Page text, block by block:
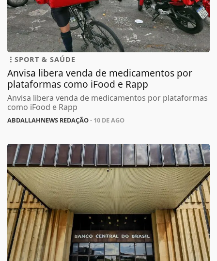
SPORT & SAÚDE
Anvisa libera venda de medicamentos por
plataformas como iFood e Rapp
Anvisa libera venda de medicamentos por plataformas
como iFood e Rapp
ABDALLAHNEWS REDAÇÃO- 10 DE AGO